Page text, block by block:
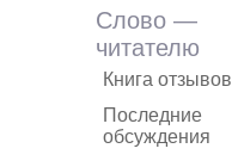
Слово —
читателю
Книга отзывов
Последние
обсуждения